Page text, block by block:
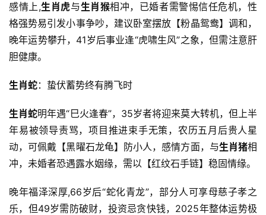
感情上,生肖虎与生肖猴相冲，已婚者需警惕信任危机，性
格强势易引发小事争吵，建议卧室摆放【粉晶鸳鸯】调和，
晚年运势攀升，41岁后事业逢“虎啸生风”之象，但需注意肝
胆健康。
生肖蛇：蛰伏蓄势终有腾飞时
生肖蛇明年遇“巳火逢春”，35岁者将迎来莫大转机，但上半
年易被领导责骂，项目推进束手无策，农历五月后贵人星
动，可佩戴【黑曜石龙龟】防小人，感情方面，与生肖猪相
冲，未婚者恐遇露水姻缘，需以【红纹石手链】稳固情缘。
晚年福泽深厚,66岁后“蛇化青龙”，部分人可享母慈子孝之
乐，但49岁需防破财，投资忌贪快钱，2025年整体运势极